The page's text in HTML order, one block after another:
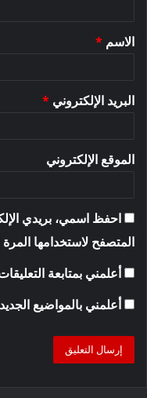
*
الاسم *
البريد الإلكتروني *
الموقع الإلكتروني
احفظ اسمي، بريدي
المتصفح لاستخدامها
أعلمني بمتابعة
أعلمني بالمواضيع